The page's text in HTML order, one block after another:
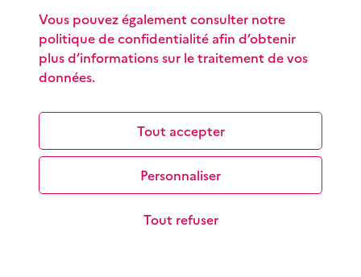
Comprendre et exploiter le format
Popularisée par Snapchat et reprise par de nombreuses
plateformes, la story est destinée à un public jeune et
conçue pour une lecture sur…
Tout accepter
Tout refuser
Personnaliser
Vous pouvez également consulter notre
politique de confidentialité afin d’obtenir
plus d’informations sur le traitement de vos
données.